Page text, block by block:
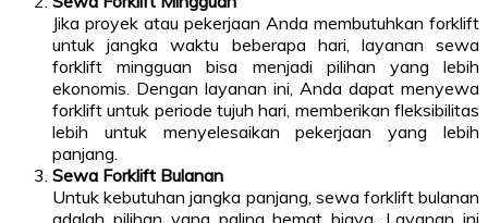
Jika proyek atau pekerjaan Anda membutuhkan forklift
untuk jangka waktu beberapa hari, layanan sewa
forklift mingguan bisa menjadi pilihan yang lebih
ekonomis. Dengan layanan ini, Anda dapat menyewa
forklift untuk periode tujuh hari, memberikan fleksibilitas
lebih untuk menyelesaikan pekerjaan yang lebih
panjang.
Sewa Forklift Bulanan
Untuk kebutuhan jangka panjang, sewa forklift bulanan
adalah pilihan yang paling hemat biaya. Layanan ini